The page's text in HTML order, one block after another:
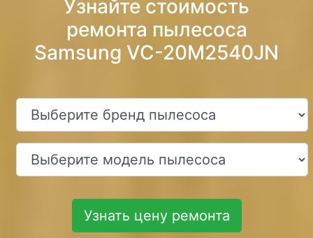
Узнайте стоимость
ремонта пылесоса
Samsung VC-20M2540JN
Узнать цену ремонта